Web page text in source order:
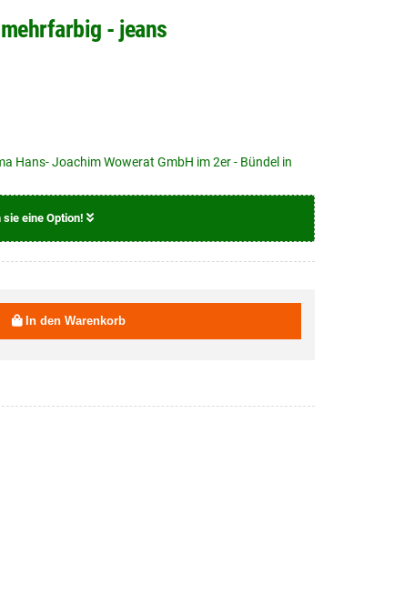
- jeans
Hans- Joachim Wowerat GmbH im 2er - Bündel in
eine Option!
19,95 EUR
In den Warenkorb